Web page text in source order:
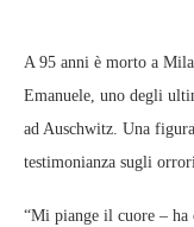
A 95 anni è morto a
Emanuele, uno degli
ad Auschwitz. Una
testimonianza sugli
“Mi piange il cuore – ha